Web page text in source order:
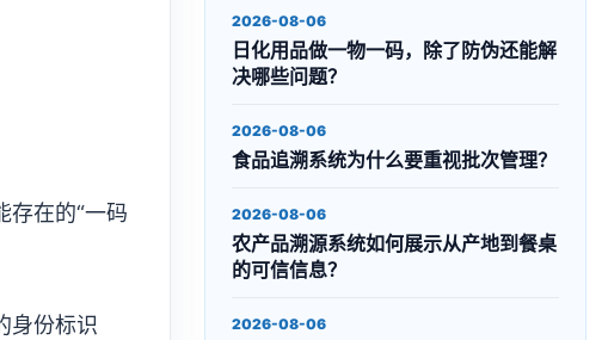
存在的“一码
身份标识
2026-08-06
日化用品做一物一码，除了防伪还能解
决哪些问题？
2026-08-06
食品追溯系统为什么要重视批次管理？
2026-08-06
农产品溯源系统如何展示从产地到餐桌
的可信信息？
2026-08-06